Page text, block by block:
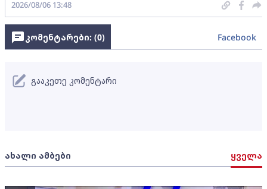
2026/08/06 13:48
ახალი ამბები ყველა
კომენტარები: (0) Facebook
გააკეთე კომენტარი